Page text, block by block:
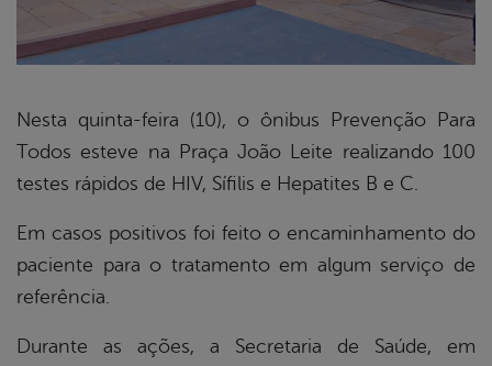
Nesta quinta-feira (10), o ônibus Prevenção Para
Todos esteve na Praça João Leite realizando 100
testes rápidos de HIV, Sífilis e Hepatites B e C.
Em casos positivos foi feito o encaminhamento do
paciente para o tratamento em algum serviço de
referência.
Durante as ações, a Secretaria de Saúde, em